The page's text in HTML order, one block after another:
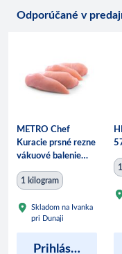
Odporúčané v
METRO Chef
Kuracie prsné rezne
vákuové balenie
chlad. váž. cca 5 kg
1 kilogram
Skladom na Ivanka
pri Dunaji
Prihláste sa pre zobrazenie ceny